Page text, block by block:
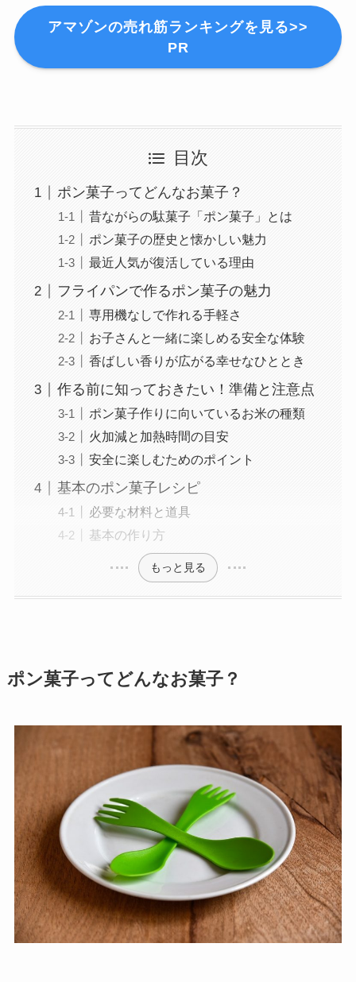
アマゾンの売れ筋ランキングを見る>>
PR
目次
ポン菓子ってどんなお菓子？
昔ながらの駄菓子「ポン菓子」とは
ポン菓子の歴史と懐かしい魅力
最近人気が復活している理由
フライパンで作るポン菓子の魅力
専用機なしで作れる手軽さ
お子さんと一緒に楽しめる安全な体験
香ばしい香りが広がる幸せなひととき
作る前に知っておきたい！準備と注意点
ポン菓子作りに向いているお米の種類
火加減と加熱時間の目安
安全に楽しむためのポイント
基本のポン菓子レシピ
必要な材料と道具
基本の作り方
もっと見る
ポン菓子ってどんなお菓子？